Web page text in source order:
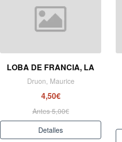
LOBA DE FRANCIA, LA
Druon, Maurice
4,50€
Antes 5,00€
Detalles